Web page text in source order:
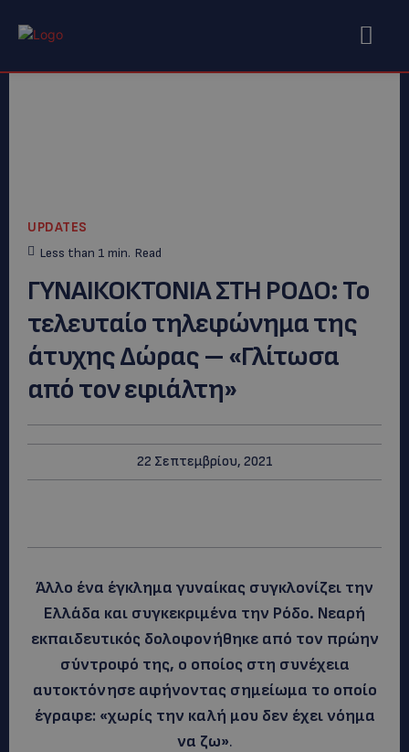
UPDATES
Less than 1 min. Read
ΓΥΝΑΙΚΟΚΤΟΝΙΑ ΣΤΗ ΡΟΔΟ: Το
τελευταίο τηλεφώνημα της
άτυχης Δώρας – «Γλίτωσα
από τον εφιάλτη»
22 Σεπτεμβρίου, 2021
Άλλο ένα έγκλημα γυναίκας συγκλονίζει την
Ελλάδα και συγκεκριμένα την Ρόδο. Νεαρή
εκπαιδευτικός δολοφονήθηκε από τον πρώην
σύντροφό της, ο οποίος στη συνέχεια
αυτοκτόνησε αφήνοντας σημείωμα το οποίο
έγραφε: «χωρίς την καλή μου δεν έχει νόημα
να ζω».